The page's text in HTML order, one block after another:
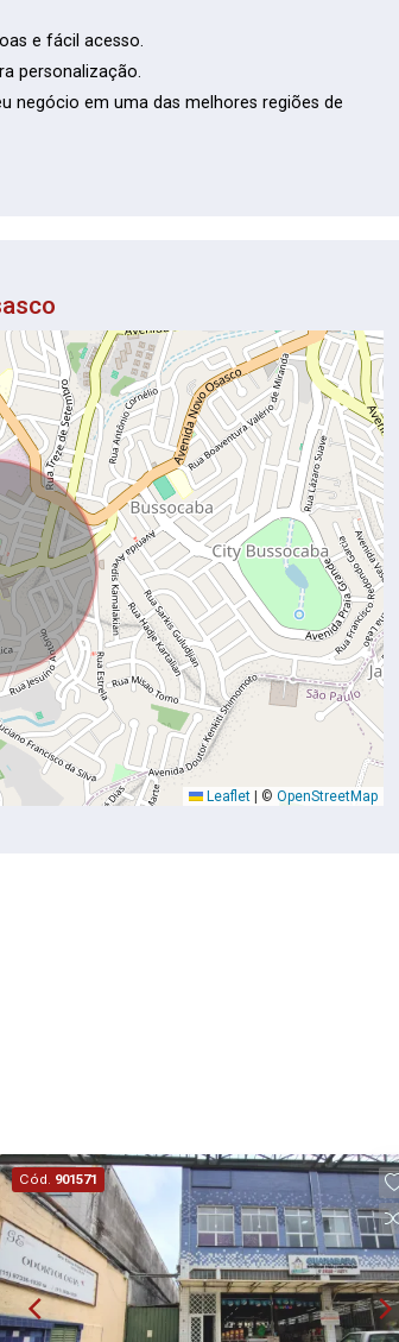
e fácil acesso.
personalização.
negócio em uma das melhores regiões de
Leaflet © OpenStreetMap
Cód. 901571